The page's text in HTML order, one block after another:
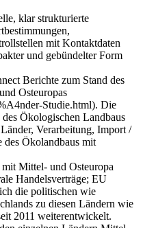
klar strukturierte
mit Kontaktdaten
und gebündelter Form
Berichte zum Stand des
Osteuropas
Studie.html). Die
Ökologischen Landbaus
Verarbeitung, Import /
Ökolandbaus mit
Mittel- und Osteuropa
Handelsverträge; EU
die politischen wie
zu diesen Ländern wie
2011 weiterentwickelt.